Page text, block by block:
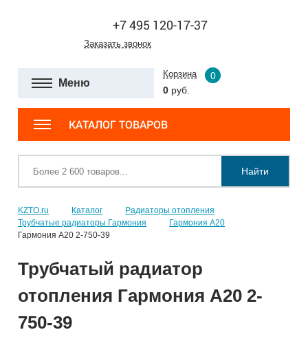
+7 495 120-17-37
Заказать звонок
Меню
Корзина
0
0 руб.
КАТАЛОГ ТОВАРОВ
Найти
KZTO.ru Каталог
Радиаторы отопления
Трубчатые радиаторы Гармония
Гармония А20
Гармония А20 2-750-39
Трубчатый радиатор
отопления Гармония А20 2-
750-39